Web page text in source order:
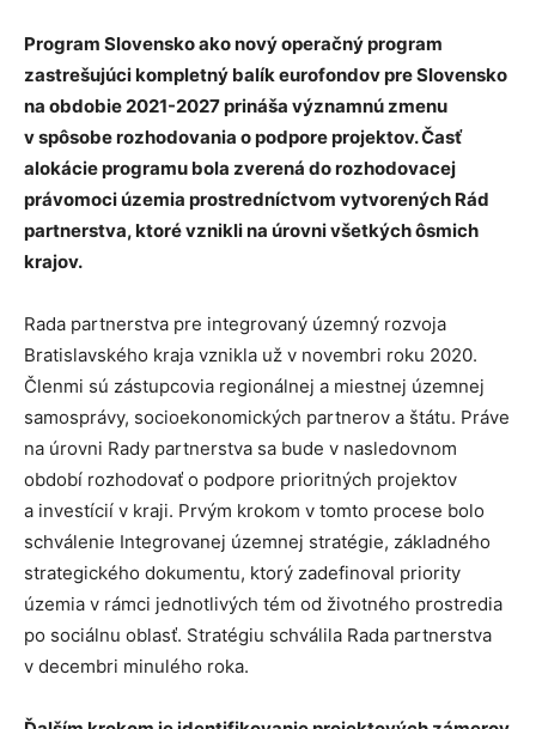
Program Slovensko ako nový operačný program
zastrešujúci kompletný balík eurofondov pre Slovensko
na obdobie 2021-2027 prináša významnú zmenu
v spôsobe rozhodovania o podpore projektov. Časť
alokácie programu bola zverená do rozhodovacej
právomoci územia prostredníctvom vytvorených Rád
partnerstva, ktoré vznikli na úrovni všetkých ôsmich
krajov.
Rada partnerstva pre integrovaný územný rozvoja
Bratislavského kraja vznikla už v novembri roku 2020.
Členmi sú zástupcovia regionálnej a miestnej územnej
samosprávy, socioekonomických partnerov a štátu. Práve
na úrovni Rady partnerstva sa bude v nasledovnom
období rozhodovať o podpore prioritných projektov
a investícií v kraji. Prvým krokom v tomto procese bolo
schválenie Integrovanej územnej stratégie, základného
strategického dokumentu, ktorý zadefinoval priority
územia v rámci jednotlivých tém od životného prostredia
po sociálnu oblasť. Stratégiu schválila Rada partnerstva
v decembri minulého roka.